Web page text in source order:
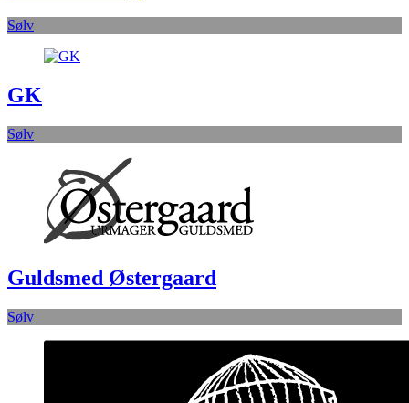
Sølv
GK
Sølv
Guldsmed Østergaard
Sølv